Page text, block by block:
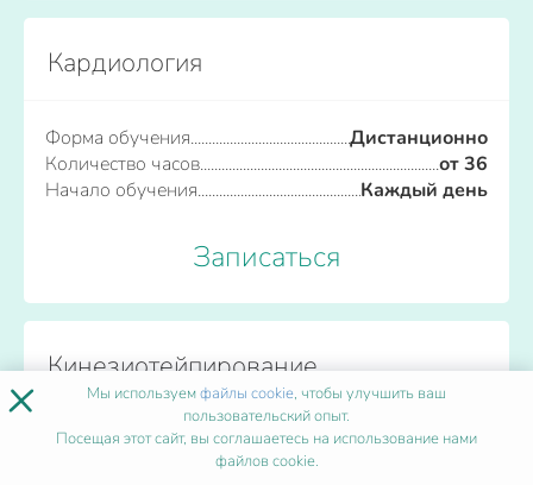
Кардиология
Форма обучения
Дистанционно
Количество часов
от 36
Начало обучения
Каждый день
Записаться
Кинезиотейпирование
Форма обучения
Дистанционно
× Мы используемфайлы cookie, чтобы улучшить ваш
пользовательский опыт.
Посещая этот сайт, вы соглашаетесь на использование нами
файлов cookie.